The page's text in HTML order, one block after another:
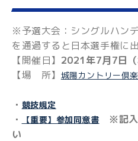
※予選大会：シングルハン
を通過すると日本選手権に
【開催日】 2021年7月7日（
【場 所】 城陽カントリー倶
・ 競技規定
・ 【重要】参加同意書
※記入
い